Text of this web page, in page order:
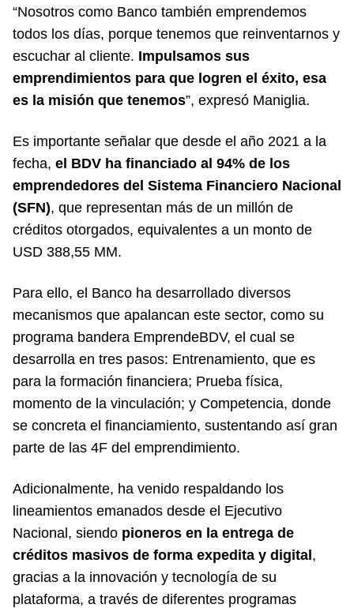
“Nosotros como Banco también emprendemos
todos los días, porque tenemos que reinventarnos y
escuchar al cliente. Impulsamos sus
emprendimientos para que logren el éxito, esa
es la misión que tenemos”, expresó Maniglia.
Es importante señalar que desde el año 2021 a la
fecha, el BDV ha financiado al 94% de los
emprendedores del Sistema Financiero Nacional
(SFN), que representan más de un millón de
créditos otorgados, equivalentes a un monto de
USD 388,55 MM.
Para ello, el Banco ha desarrollado diversos
mecanismos que apalancan este sector, como su
programa bandera EmprendeBDV, el cual se
desarrolla en tres pasos: Entrenamiento, que es
para la formación financiera; Prueba física,
momento de la vinculación; y Competencia, donde
se concreta el financiamiento, sustentando así gran
parte de las 4F del emprendimiento.
Adicionalmente, ha venido respaldando los
lineamientos emanados desde el Ejecutivo
Nacional, siendo pioneros en la entrega de
créditos masivos de forma expedita y digital,
gracias a la innovación y tecnología de su
plataforma, a través de diferentes programas